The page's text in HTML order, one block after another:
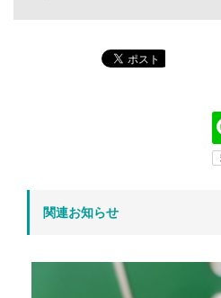
関連お知らせ